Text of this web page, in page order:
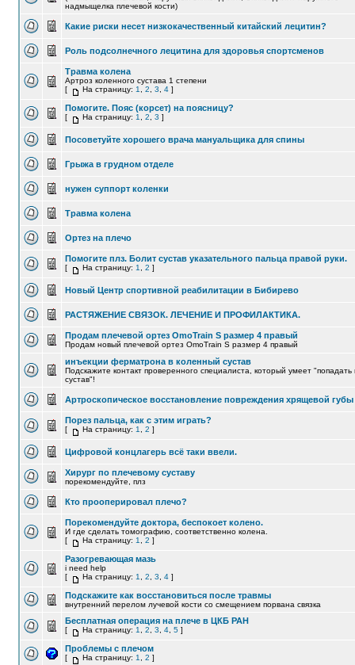
надмыщелка плечевой кости)
Какие риски несет низкокачественный китайский лецитин?
Роль подсолнечного лецитина для здоровья спортсменов
Травма колена
Артроз коленного сустава 1 степени
[
На страницу: 1 2 3 4 ]
Помогите. Пояс (корсет) на поясницу?
[ На страницу: 1 2 3 ]
Посоветуйте хорошего врача мануальщика для спины
Грыжа в грудном отделе
нужен суппорт коленки
Травма колена
Ортез на плечо
Помогите плз. Болит сустав указательного пальца правой руки.
[ На страницу: 1 2 ]
Новый Центр спортивной реабилитации в Бибирево
РАСТЯЖЕНИЕ СВЯЗОК. ЛЕЧЕНИЕ И ПРОФИЛАКТИКА.
Продам плечевой ортез OmoTrain S размер 4 правый
Продам новый плечевой ортез OmoTrain S размер 4 правый
инъекции ферматрона в коленный сустав
Подскажите контакт проверенного специалиста, который умеет "попадать
сустав"!
Артроскопическое восстановление повреждения хрящевой губы
Порез пальца, как с этим играть?
[ На страницу: 1 2 ]
Цифровой концлагерь всё таки ввели.
Хирург по плечевому суставу
порекомендуйте, плз
Кто прооперировал плечо?
Порекомендуйте доктора, беспокоет колено.
И где сделать томографию, соответственно колена.
[
На страницу: 1 2 ]
Разогревающая мазь
i need help
[
На страницу: 1 2 3 4 ]
Подскажите как восстановиться после травмы
внутренний перелом лучевой кости со смещением порвана связка
Бесплатная операция на плече в ЦКБ РАН
[ На страницу: 1 2 3 4 5 ]
Проблемы с плечом
[ На страницу: 1 2 ]